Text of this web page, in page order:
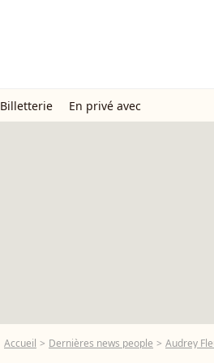
Billetterie En privé avec
Accueil Dernières news people Audrey